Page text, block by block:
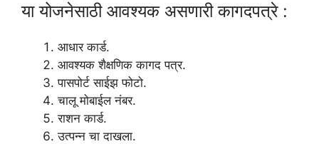
या योजनेसाठी आवश्यक असणारी कागदपत्रे :
आधार कार्ड.
आवश्यक शैक्षणिक कागद पत्र.
पासपोर्ट साईझ फोटो.
चालू मोबाईल नंबर.
राशन कार्ड.
उत्पन्न चा दाखला.